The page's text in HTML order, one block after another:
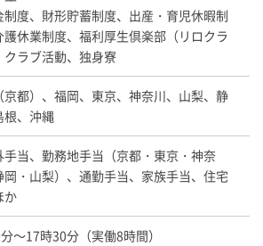
制度、財形貯蓄制度、出産・育児休暇制
護休業制度、福利厚生倶楽部（リロクラ
クラブ活動、独身寮
京都）、福岡、東京、神奈川、山梨、静
根、沖縄
手当、勤務地手当（京都・東京・神奈
岡・山梨）、通勤手当、家族手当、住宅
か
～17時30分（実働8時間）